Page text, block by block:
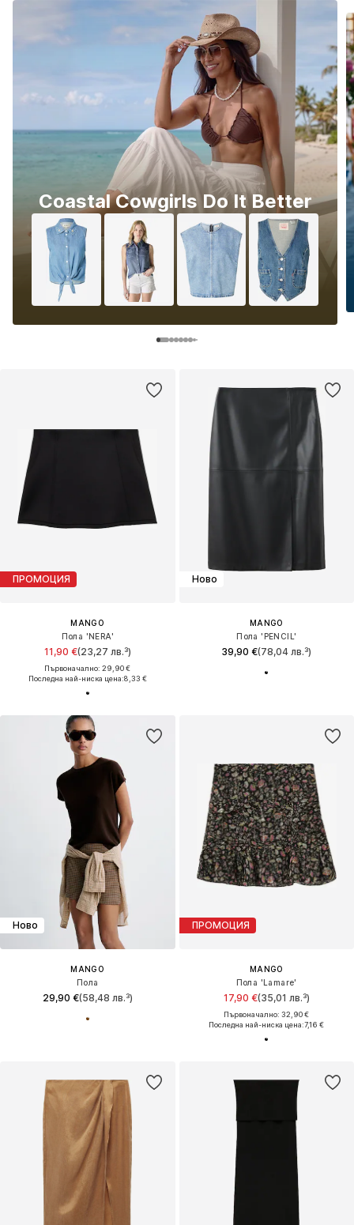
Coastal Cowgirls Do It Better
ПРОМОЦИЯ
MANGO
Пола 'NERA'
11,90 €(23,27 лв.³)
Първоначално: 29,90 €
Последна най-ниска цена:8,33 €
Ново
MANGO
Пола 'PENCIL'
39,90 €(78,04 лв.³)
Ново
MANGO
Пола
29,90 €(58,48 лв.³)
ПРОМОЦИЯ
MANGO
Пола 'Lamare'
17,90 €(35,01 лв.³)
Първоначално: 32,90 €
Последна най-ниска цена:7,16 €